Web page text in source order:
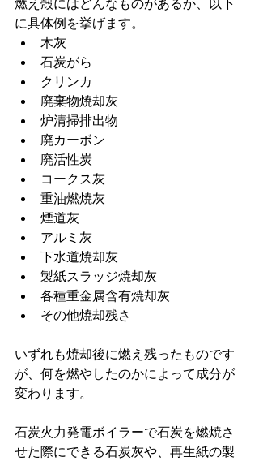
燃え殻にはどんなものがあるか、以下
に具体例を挙げます。
木灰
石炭がら
クリンカ
廃棄物焼却灰
炉清掃排出物
廃カーボン
廃活性炭
コークス灰
重油燃焼灰
煙道灰
アルミ灰
下水道焼却灰
製紙スラッジ焼却灰
各種重金属含有焼却灰
その他焼却残さ
いずれも焼却後に燃え残ったものです
が、何を燃やしたのかによって成分が
変わります。
石炭火力発電ボイラーで石炭を燃焼さ
せた際にできる石炭灰や、再生紙の製